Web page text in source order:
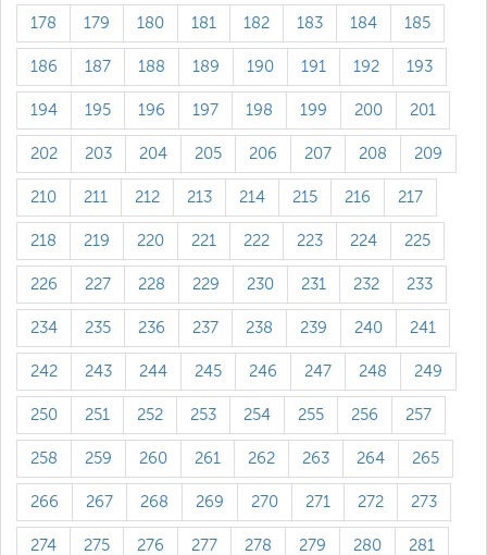
178 179 180 181 182 183 184 185
186 187 188 189 190 191 192 193
194 195 196 197 198 199 200 201
202 203 204 205 206 207 208 209
210 211 212 213 214 215 216 217
218 219 220 221 222 223 224 225
226 227 228 229 230 231 232 233
234 235 236 237 238 239 240 241
242 243 244 245 246 247 248 249
250 251 252 253 254 255 256 257
258 259 260 261 262 263 264 265
266 267 268 269 270 271 272 273
274 275 276 277 278 279 280 281